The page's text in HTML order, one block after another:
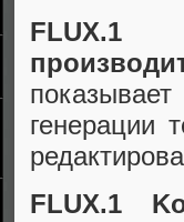
генерации
FLUX.1